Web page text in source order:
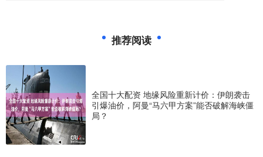
推荐阅读
全国十大配资 地缘风险重新计价：伊朗袭击
引爆油价，阿曼“马六甲方案”能否破解海峡僵
局？